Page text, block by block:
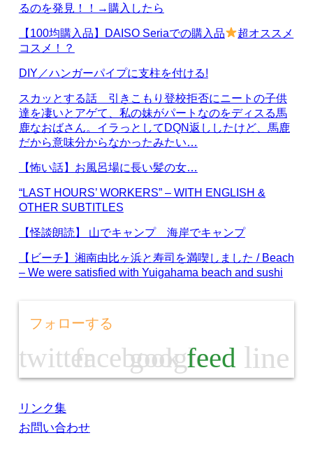
るのを発見！！→購入したら
【100均購入品】DAISO Seriaでの購入品
超オススメ
コスメ！？
DIY／ハンガーパイプに支柱を付ける!
スカッとする話 引きこもり登校拒否にニートの子供
達を凄いとアゲて、私の妹がパートなのをディスる馬
鹿なおばさん。イラっとしてDQN返ししたけど、馬鹿
だから意味分からなかったみたい…
【怖い話】お風呂場に長い髪の女…
“LAST HOURS’ WORKERS” – WITH ENGLISH &
OTHER SUBTITLES
【怪談朗読】 山でキャンプ 海岸でキャンプ
【ビーチ】湘南由比ヶ浜と寿司を満喫しました / Beach
– We were satisfied with Yuigahama beach and sushi
フォローする
twitterfacebook
googlefeed line
リンク集
お問い合わせ